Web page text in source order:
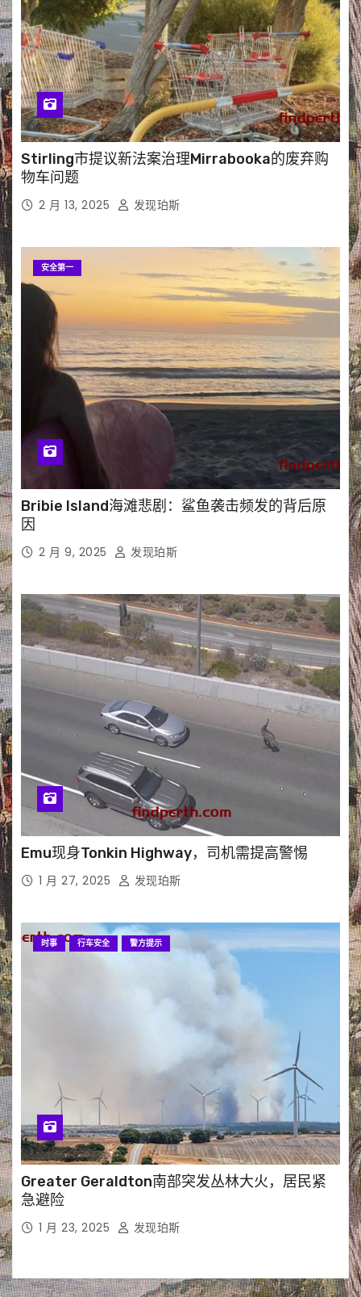
Stirling市提议新法案治理Mirrabooka的废弃购
物车问题
2 月 13, 2025 发现珀斯
安全第一
Bribie Island海滩悲剧：鲨鱼袭击频发的背后原
因
2 月 9, 2025 发现珀斯
Emu现身Tonkin Highway，司机需提高警惕
1 月 27, 2025 发现珀斯
时事 行车安全 警方提示
Greater Geraldton南部突发丛林大火，居民紧
急避险
1 月 23, 2025 发现珀斯